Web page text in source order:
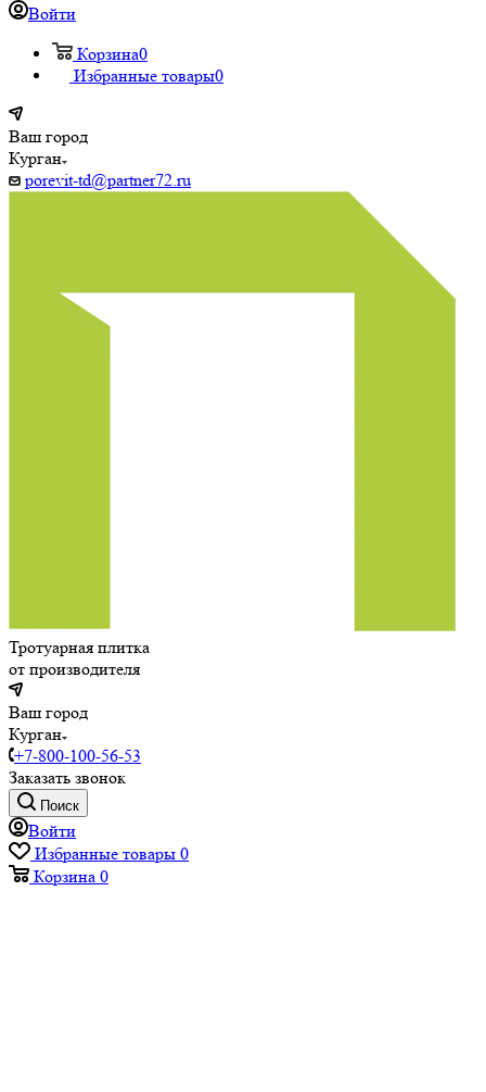
Войти
Корзина0
Избранные товары0
Ваш город
Курган
porevit-td@partner72.ru
Тротуарная плитка
от производителя
Ваш город
Курган
+7-800-100-56-53
Заказать звонок
Поиск
Войти
Избранные товары 0
Корзина 0